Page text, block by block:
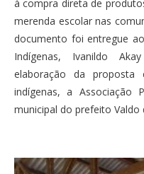
à compra direta de
merenda escolar nas
documento foi entregue
Indígenas, Ivanildo
elaboração da proposta
indígenas, a Associação
municipal do prefeito Valdo